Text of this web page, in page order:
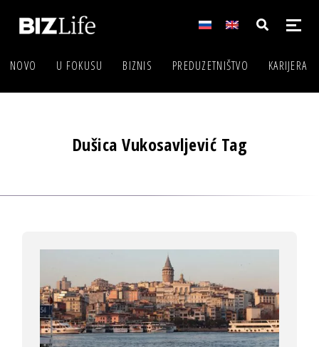
NOVO U FOKUSU BIZNIS PREDUZETNIŠTVO KARIJERA
Dušica Vukosavljević Tag